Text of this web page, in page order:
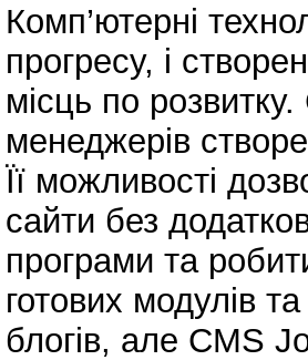
Комп’ютерні
прогресу, і
місць по
менеджерів
Її можливості
сайти без
програми та
готових модулів
блогів, але CMS